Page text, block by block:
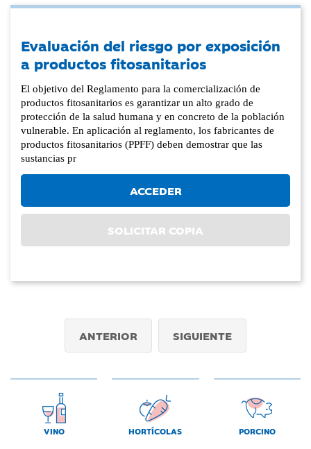
Evaluación del riesgo por exposición
a productos fitosanitarios
El objetivo del Reglamento para la comercialización de
productos fitosanitarios es garantizar un alto grado de
protección de la salud humana y en concreto de la población
vulnerable. En aplicación al reglamento, los fabricantes de
productos fitosanitarios (PPFF) deben demostrar que las
sustancias pr
ACCEDER
SOLICITAR COPIA
ANTERIOR SIGUIENTE
VINO HORTÍCOLAS PORCINO